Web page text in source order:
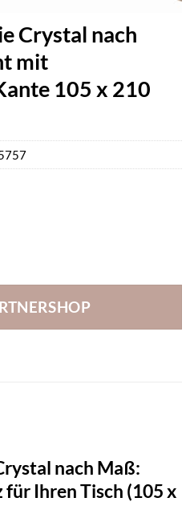
Crystal nach
mit
105 x 210
nach Maß:
für Ihren Tisch (105 x